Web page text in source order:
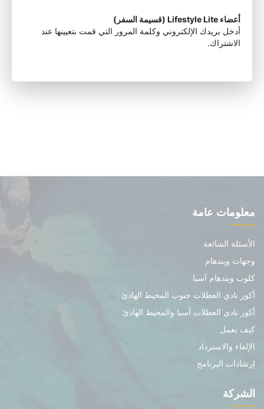
أعضاء Lifestyle Lite (قسيمة السفر)
أدخل بريدك الإلكتروني وكلمة المرور التي قمت بتعيينها عند
الاشتراك.
معلومات عامة
الأسئلة الشائعة
وجهات ويندهام
كلوب ويندهام آسيا
أكور نادي العطلات جنوب المحيط الهادئ
أكور نادي العطلات آسيا والمحيط الهادئ
كيف يعمل
الإلغاء والاسترداد
إرشادات البرنامج
الشركة